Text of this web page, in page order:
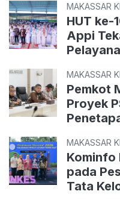
MAKASSAR
HUT ke-
Appi
MAKASSAR
Pemkot
Proyek
MAKASSAR
Kominfo
pada
Tata